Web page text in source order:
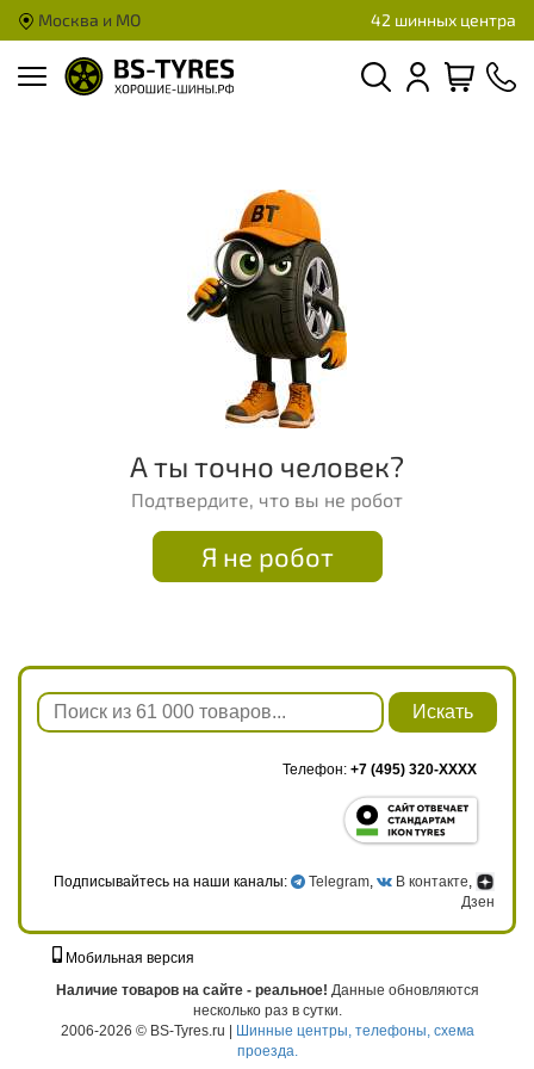
Москва и МО 42 шинных центра
А ты точно человек?
Подтвердите, что вы не робот
Я не робот
Искать
Телефон: +7 (495) 320-XXXX
Подписывайтесь на наши каналы: Telegram , В контакте
Дзен
Мобильная версия
Наличие товаров на сайте - реальное! Данные обновляются
несколько раз в сутки.
2006-2026 © BS-Tyres.ru | Шинные центры, телефоны, схема
проезда.